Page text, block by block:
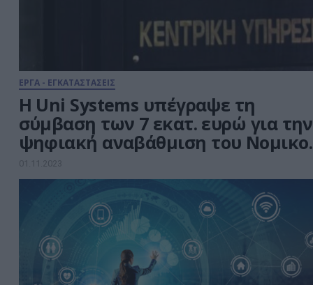
ΕΡΓΑ - ΕΓΚΑΤΑΣΤΑΣΕΙΣ
Η Uni Systems υπέγραψε τη
σύμβαση των 7 εκατ. ευρώ για την
ψηφιακή αναβάθμιση του
Συμβουλίου του Κράτους
01.11.2023